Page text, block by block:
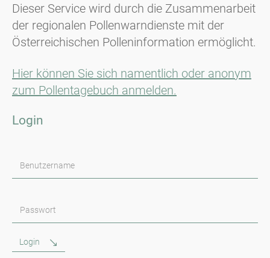
Dieser Service wird durch die Zusammenarbeit
der regionalen Pollenwarndienste mit der
Österreichischen Polleninformation ermöglicht.
Hier können Sie sich namentlich oder anonym
zum Pollentagebuch anmelden.
Login
Benutzername
Passwort
Login